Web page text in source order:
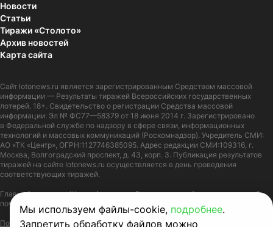
Мы используем файлы-cookie, подробнее.
Запретить обработку файлов можно
Новости
Статьи
Тиражи «Столото»
Архив новостей
Карта сайта
Сайт lotonews.ru является зарегистрированным Средством массовой
информации — Результаты тиражей Всероссийских государственных
лотерей. 18+. Свидетельство о регистрации Средства массовой
информации: Эл № ФС77—58379 от 18 июня 2014 г. Зарегистрировано
в Федеральной службе по надзору в сфере связи, информационных
технологий и массовых коммуникаций (Роскомнадзор). Учредитель СМИ:
АО «ТК «Центр», ОГРН:1127746385095. Адрес редакции СМИ:109316, г.
Москва, Волгоградский проспект, д. 43, корп. 3. Публикация результатов
тиражей на сайте lotonews.ru осуществляется в день проведения
соответствующих тиражей.
Главный редактор: Журов Александр Вячеславович. Адрес электронной
почты: lotonews@stoloto.ru. Телефон: +7(900)5550055
Политика в отношении обработки персональных данных